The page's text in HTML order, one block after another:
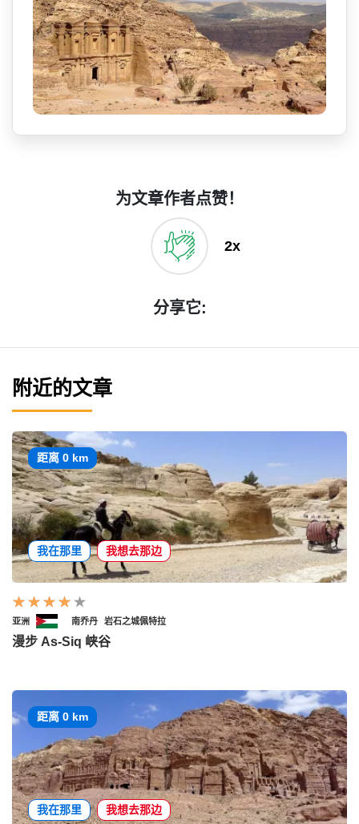
为文章作者点赞！
2x
分享它:
附近的文章
距离 0 km
我在那里 我想去那边
亚洲 南乔丹 岩石之城佩特拉
漫步 As-Siq 峡谷
距离 0 km
我在那里 我想去那边